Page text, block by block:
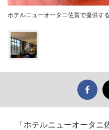
ホテルニューオータニ佐賀で提供す
「ホテルニューオータニ